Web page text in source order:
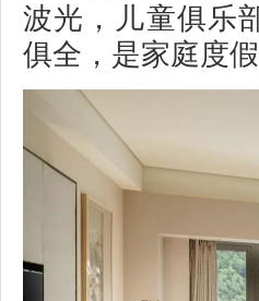
波光，儿童俱乐
俱全，是家庭度